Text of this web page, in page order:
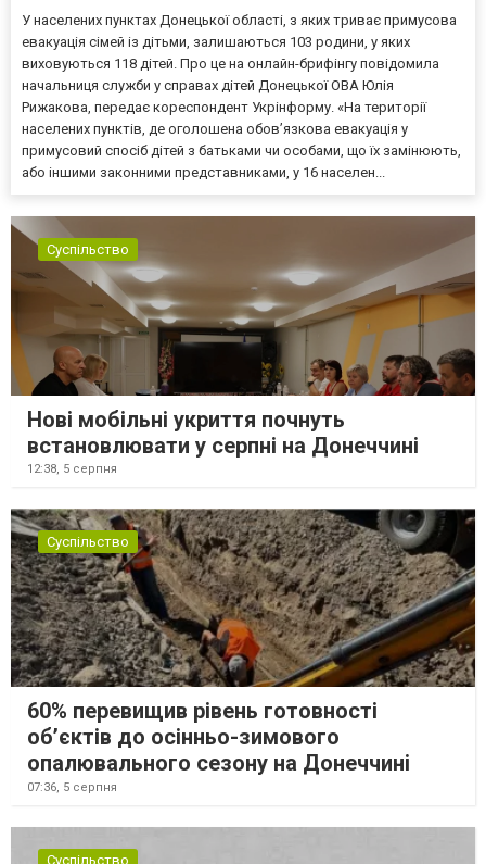
У населених пунктах Донецької області, з яких триває примусова
евакуація сімей із дітьми, залишаються 103 родини, у яких
виховуються 118 дітей. Про це на онлайн-брифінгу повідомила
начальниця служби у справах дітей Донецької ОВА Юлія
Рижакова, передає кореспондент Укрінформу. «На території
населених пунктів, де оголошена обов’язкова евакуація у
примусовий спосіб дітей з батьками чи особами, що їх замінюють,
або іншими законними представниками, у 16 населен...
Суспільство
Нові мобільні укриття почнуть
встановлювати у серпні на Донеччині
12:38, 5 серпня
Суспільство
60% перевищив рівень готовності
об’єктів до осінньо-зимового
опалювального сезону на Донеччині
07:36, 5 серпня
Суспільство